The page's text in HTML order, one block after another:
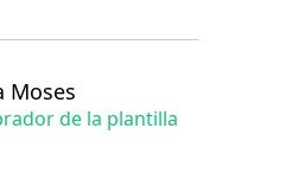
Moses
de la plantilla